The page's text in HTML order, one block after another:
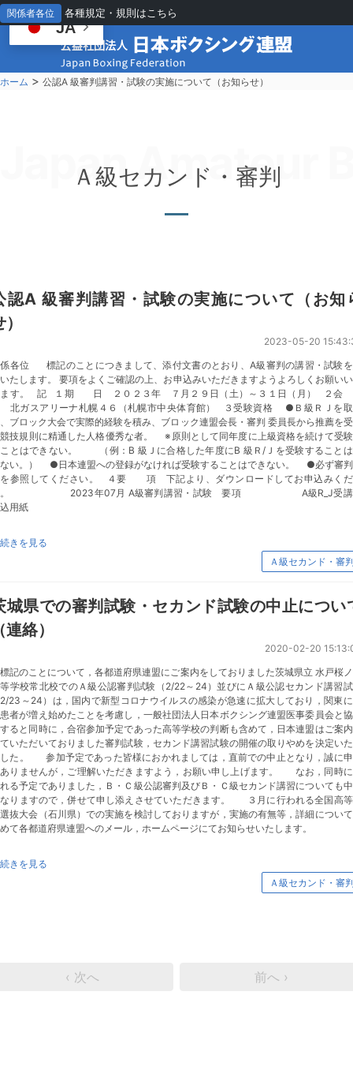
関係者各位 各種規定・規則はこちら
ホーム > 公認A 級審判講習・試験の実施について（お知らせ）
Japan Amateur
Ａ級セカンド・審判
認A 級審判講習・試験の実施について（お知
2023-05-20
各位 標記のことにつきまして、添付文書のとおり、A級審判の講習・試験
たします。 要項をよくご確認の上、お申込みいただきますようよろしくお願い
ます。 記 １期 日 ２０２３年 ７月２９日（土）～３１日（月） ２
北ガスアリーナ札幌４６（札幌市中央体育館） ３受験資格 ●Ｂ級ＲＪを
ブロック大会で実際的経験を積み、ブロック連盟会長・審判 委員長から推薦を
技規則に精通した人格優秀な者。 ※原則として同年度に上級資格を続けて受
とはできない。 （例：B 級Ｊに合格した年度にB 級Ｒ/Ｊを受験すること
い。） ●日本連盟への登録がなければ受験することはできない。 ●必ず審
参照してください。 ４要 項 下記より、ダウンロードしてお申込みく
。 2023年07月 A級審判講習・試験 要項 A級R_J受講
用紙
続きを見る
Ａ級セカンド・審
城県での審判試験・セカンド試験の中止につい
連絡）
2020-02-20
のことについて，各都道府県連盟にご案内をしておりました茨城県立 水戸桜
学校常北校でのＡ級公認審判試験（2/22～24）並びにＡ級公認セカンド講習
23～24）は，国内で新型コロナウイルスの感染が急速に拡大しており，関東
者が増え始めたことを考慮し，一般社団法人日本ボクシング連盟医事委員会と
ると同時に，合宿参加予定であった高等学校の判断も含めて，日本連盟はご案
いただいておりました審判試験，セカンド講習試験の開催の取りやめを決定い
た。 参加予定であった皆様におかれましては，直前での中止となり，誠に
りませんが，ご理解いただきますよう，お願い申し上げます。 なお，同時
る予定でありました，Ｂ・Ｃ級公認審判及びＢ・Ｃ級セカンド講習についても
りますので，併せて申し添えさせていただきます。 ３月に行われる全国高
抜大会（石川県）での実施を検討しておりますが，実施の有無等，詳細につい
て各都道府県連盟へのメール，ホームページにてお知らせいたします。
続きを見る
Ａ級セカンド・審
‹ 次へ 前へ ›
JA